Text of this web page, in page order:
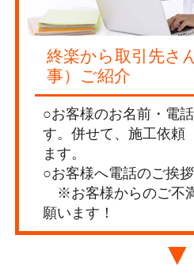
終楽から取引先さ
事）ご紹介
○お客様のお名前・電
す。併せて、施工依頼
ます。
○お客様へ電話のご挨
※お客様からのご不
願います！
▼